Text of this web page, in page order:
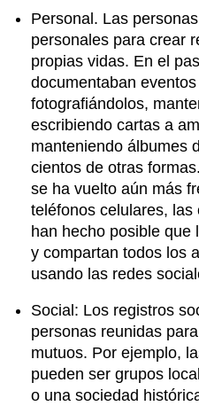
Personal. Las
personales para crear
propias vidas. En el
documentaban
fotografiándolos,
escribiendo cartas a
manteniendo álbumes
cientos de otras
se ha vuelto aún más
teléfonos celulares,
han hecho posible que
y compartan todos los
usando las redes
Social: Los registros
personas reunidas
mutuos. Por ejemplo,
pueden ser grupos
o una sociedad